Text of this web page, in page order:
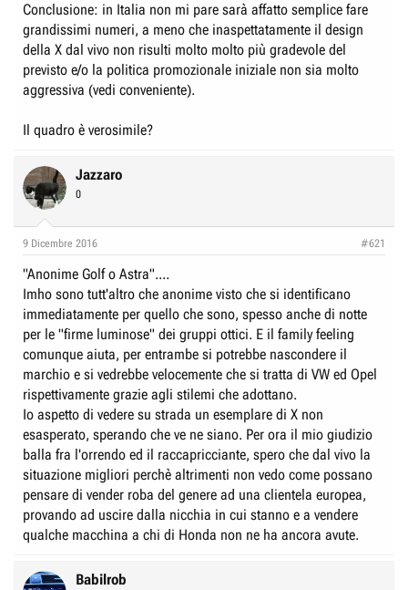
Conclusione: in Italia non mi pare sarà affatto semplice fare
grandissimi numeri, a meno che inaspettatamente il design
della X dal vivo non risulti molto molto più gradevole del
previsto e/o la politica promozionale iniziale non sia molto
aggressiva (vedi conveniente).
Il quadro è verosimile?
Jazzaro
0
9 Dicembre 2016 #621
"Anonime Golf o Astra"....
Imho sono tutt'altro che anonime visto che si identificano
immediatamente per quello che sono, spesso anche di notte
per le "firme luminose" dei gruppi ottici. E il family feeling
comunque aiuta, per entrambe si potrebbe nascondere il
marchio e si vedrebbe velocemente che si tratta di VW ed Opel
rispettivamente grazie agli stilemi che adottano.
Io aspetto di vedere su strada un esemplare di X non
esasperato, sperando che ve ne siano. Per ora il mio giudizio
balla fra l'orrendo ed il raccapricciante, spero che dal vivo la
situazione migliori perchè altrimenti non vedo come possano
pensare di vender roba del genere ad una clientela europea,
provando ad uscire dalla nicchia in cui stanno e a vendere
qualche macchina a chi di Honda non ne ha ancora avute.
Babilrob